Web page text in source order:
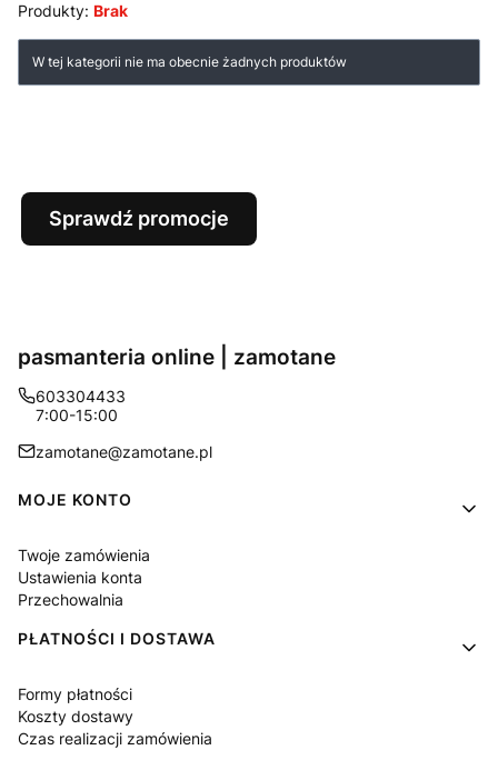
Produkty: Brak
Lista produktów
W tej kategorii nie ma obecnie żadnych produktów
Sprawdź promocje
pasmanteria online | zamotane
603304433
7:00-15:00
zamotane@zamotane.pl
Linki w stopce
MOJE KONTO
Twoje zamówienia
Ustawienia konta
Przechowalnia
PŁATNOŚCI I DOSTAWA
Formy płatności
Koszty dostawy
Czas realizacji zamówienia